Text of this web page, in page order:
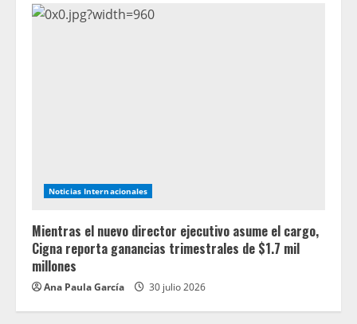
Noticias Internacionales
Mientras el nuevo director ejecutivo asume el cargo,
Cigna reporta ganancias trimestrales de $1.7 mil
millones
Ana Paula García 30 julio 2026